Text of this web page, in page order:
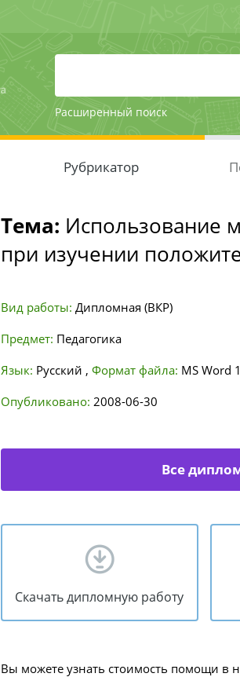
Расширенный поиск
Рубрикатор
Тема: Использование
при изучении
Вид работы: Дипломная (ВКР)
Предмет: Педагогика
Язык: Русский , Формат файла: MS Word
Опубликовано: 2008-06-30
Все
Скачать дипломную работу
Вы можете узнать стоимость помощи в